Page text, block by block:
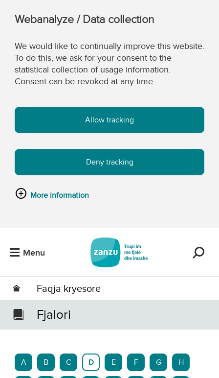
Webanalyze / Data collection
We would like to continually improve this website.
To do this, we ask for your consent to the
statistical collection of usage information.
Consent can be revoked at any time.
Allow tracking
Deny tracking
More information
Menu
Faqja kryesore
Fjalori
A B C D E F G H